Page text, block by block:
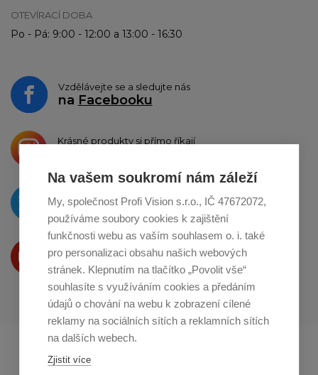
Na vašem soukromí nám záleží
My, společnost Profi Vision s.r.o., IČ 47672072,
používáme soubory cookies k zajištění
funkčnosti webu as vaším souhlasem o. i. také
pro personalizaci obsahu našich webových
stránek. Klepnutím na tlačítko „Povolit vše“
souhlasíte s využíváním cookies a předáním
údajů o chování na webu k zobrazení cílené
reklamy na sociálních sítích a reklamních sítích
na dalších webech.
Zjistit více
OTEVÍRACÍ DOBA
Po - Pá: 9:00 - 12:00 a 13:00 - 16:30
Vzdělávejte se a sledujte nás
na Facebooku
Krásné produkty si přímo říkají
O novinkách píšeme
naTwitteru
Produkty Vám představujeme
na Youtube
Profikuchar.sk